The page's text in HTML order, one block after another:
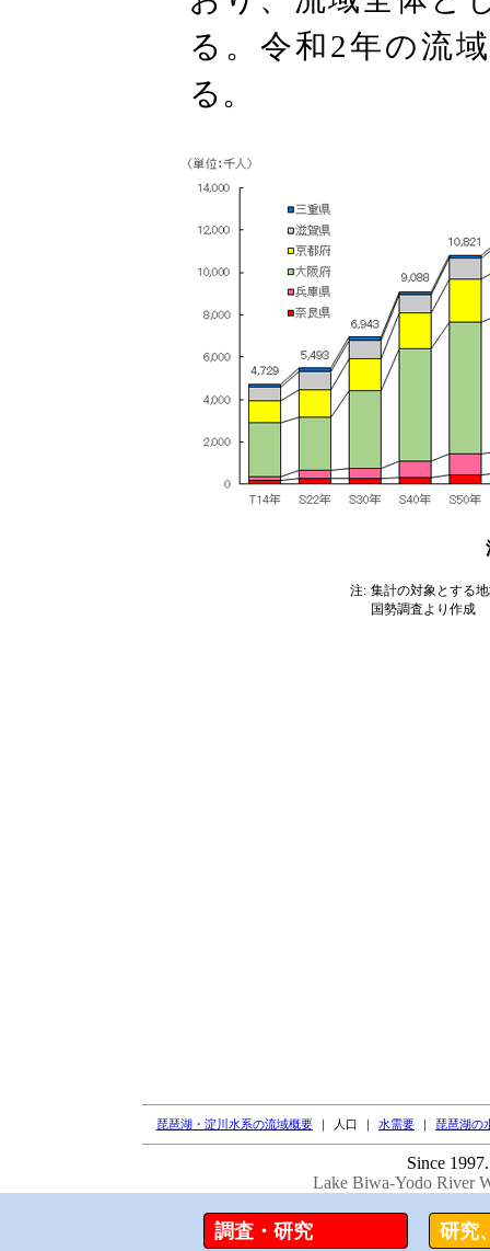
調査・研究 研究
る。令和2年の流
る。
注: 集計の対象とする
国勢調査より作成
琵琶湖・淀川水系の流域概要 ｜ 人口 ｜ 水需要 ｜ 琵琶湖の
Since
Lake Biwa-Yodo River